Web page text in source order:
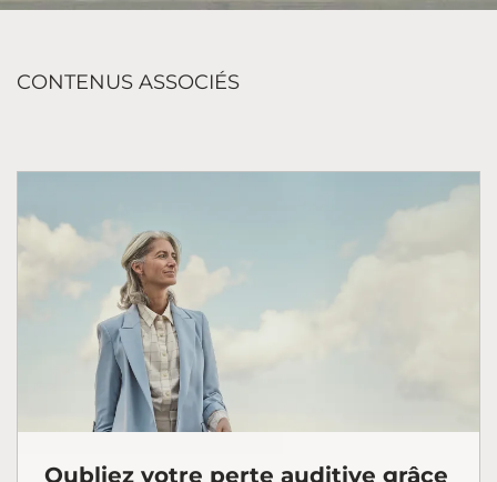
CONTENUS ASSOCIÉS
Oubliez votre perte auditive grâce